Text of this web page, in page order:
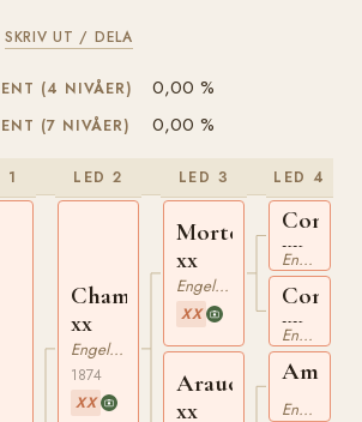
SKRIV UT / DELA
(4 NIVÅER) 0,00 %
(7 NIVÅER) 0,00 %
1 LED 2
Chamant
xx
Engelskt Fullblod
1874
XX
LED 3
Mortemer
xx
Engelskt Fullblod
XX
Araucaria
xx
LED 4
xxEngelskt Fullblod
xxEngelskt Fullblod
xx Engelskt Fullblod